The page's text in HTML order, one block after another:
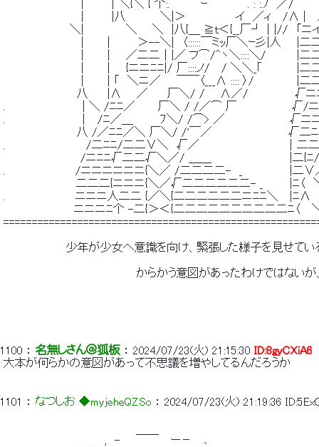
|　　　｜＼{＼ { 个:.　 　　 ｰ 　 ´　　 . : :.ﾉ　／/　　　 |＼
｜　　　|八　 　 　 ＼|＞　　　 　 　 イ　／ィ　 /Λ | 　ﾉﾉ　　
＼|　 　 　 　＼ 　 ＼　|八{＿ ≧ｔ＜{__厂┘｜|//　「ニイ_　　　
|　　 ｜　 　 ＞--＼|　〈::::::￣ミｯ厂＼ｰ彡|人　　|二二二- _
|　　　|　　／二二｜|／ フ⌒/^ヽ＼::::＼/　　 　 |二二二
|　　　|　　{ニニﾆﾆ|/ 厂::::ノ/　 / ＼＼_｢ 　　　　|二二二
|　　　| 「　＼ニ／　　￣￣〈___Λ :::: 〉/　　　　　 |二二
八 　　|Λ 　 ／　　 厂＼/ / 　 Λ／/　　　　 　 √ニニニ
.　　　　　 　 　 　 | ＼ /ﾆﾆ／　 　 厂＼ / /／⌒ 厂　　　　　　　√/
.　　　 　 　 　 　 ｜　/ﾆ／＿　　　 ﾌ＼/ /⌒> ／　　 　 　 　 　 √ニ
八 /／ﾆﾆ／＼ 厂＼/ /'￣／　　 　 　 　 　 　 √二ﾆﾆ/
.　　　　 　 　 　 　 /二ﾆﾆ/二二∨＼　√／　　　　　　　　　　　｜
/ニﾆﾆ√二二√＼／/ ＿＿　　　　　　　　　　|二{ﾆ/< ＼
.　　　　　　　 　 /ニニニニニニ{＼／ /二二二二-　_　　　　　　|
二二二{ニニニ{＼／√二二二二二二- _ 　 　 |ﾆ〈　＼／
.　　　　　　　 　 ニニニ人二二 {／＼{二二二二二二ニﾆﾆ＼　 |ﾆ
ニニニﾆ个 -二{＞＜{二二二二二二二二二二ﾆ〈　 ＼　
少年が少女へ意識を向け、緊張した様子を見せているの
からかう意図があったわけではないが、わず
1100 ： 名無しさん＠狐板 ： 2024/07/23(火) 21:15:30 ID:8gyCXiA6
大本が何らかの意図があって不思議を増やしてるんだろうか
1101 ： なつしお ◆myjeheQZSo ： 2024/07/23(火) 21:19:36
,　-　　￣￣　 ー－ 　､